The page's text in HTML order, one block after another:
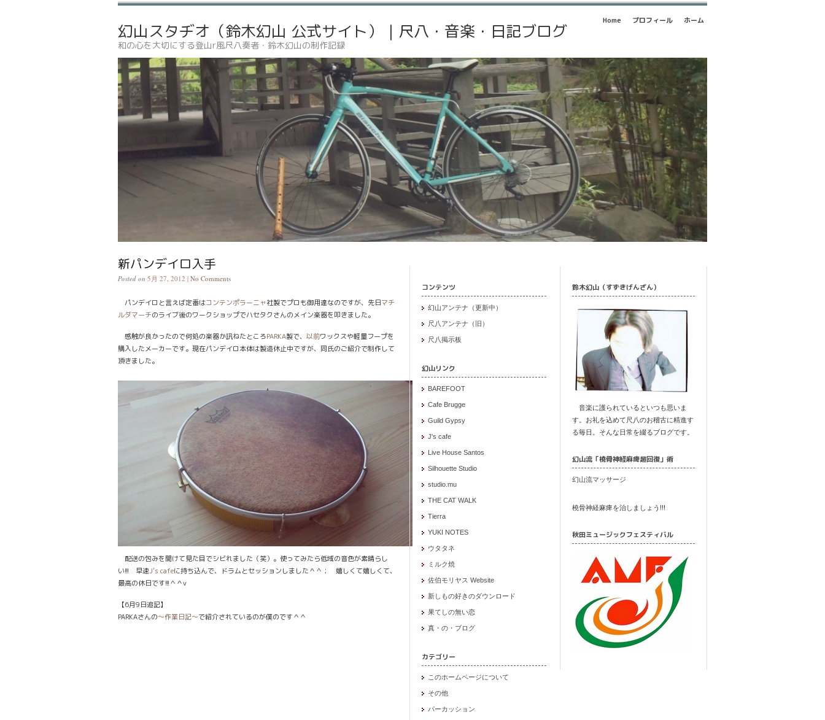
Home プロフィール ホーム
幻山スタヂオ（鈴木幻山 公式サイト）｜尺八・音楽・日記ブログ
和の心を大切にする登山r風尺八奏者・鈴木幻山の制作記録
新パンデイロ入手
Posted on 5月 27, 2012 | No Comments
パンデイロと言えば定番はコンテンポラーニャ社製でプロも御用達なのですが、先日マチ
ルダマーチのライブ後のワークショップでハセタクさんのメイン楽器を叩きました。
感触が良かったので何処の楽器か訊ねたところPARKA製で、 以前ワックスや軽量フープを
購入したメーカーです。現在パンデイロ本体は製造休止中ですが、同氏のご紹介で制作して
頂きました。
配送の包みを開けて見た目でシビれました（笑）。使ってみたら低域の音色が素晴らし
い!!! 早速J’s cafeに持ち込んで、ドラムとセッションしました＾＾； 嬉しくて嬉しくて、
最高の休日です!!!＾＾v
【6月9日追記】
PARKAさんの〜作業日記〜で紹介されているのが僕のです＾＾
コンテンツ
幻山アンテナ（更新中）
尺八アンテナ（旧）
尺八掲示板
幻山リンク
BAREFOOT
Cafe Brugge
Guild Gypsy
J's cafe
Live House Santos
Silhouette Studio
studio.mu
THE CAT WALK
Tierra
YUKI NOTES
ウタタネ
ミルク焼
佐伯モリヤス Website
新しもの好きのダウンロード
果てしの無い恋
真・の・ブログ
カテゴリー
このホームページについて
その他
パーカッション
鈴木幻山（すずきげんざん）
音楽に護られているといつも思いま
す。お礼を込めて尺八のお稽古に精進す
る毎日。そんな日常を綴るブログです。
幻山流「橈骨神経麻痺超回復」術
幻山流マッサージ
橈骨神経麻痺を治しましょう!!!
秋田ミュージックフェスティバル